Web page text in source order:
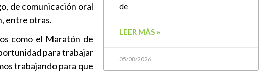
de comunicación oral
entre otras.
como el Maratón de
para trabajar
trabajando para que
de
LEER MÁS »
05/08/2026